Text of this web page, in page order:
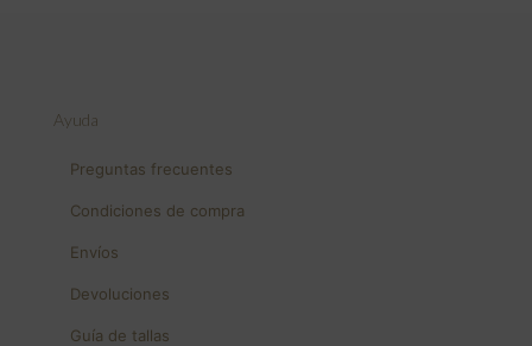
Ayuda
Preguntas frecuentes
Condiciones de compra
Envíos
Devoluciones
Guía de tallas